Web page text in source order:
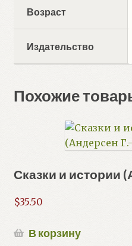
Возраст
Издательство
Похожие
Сказки и истории
$35.50
В корзину